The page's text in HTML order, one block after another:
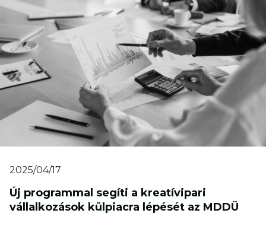
2025/04/17
Új programmal segíti a kreatívipari
vállalkozások külpiacra lépését az MDDÜ